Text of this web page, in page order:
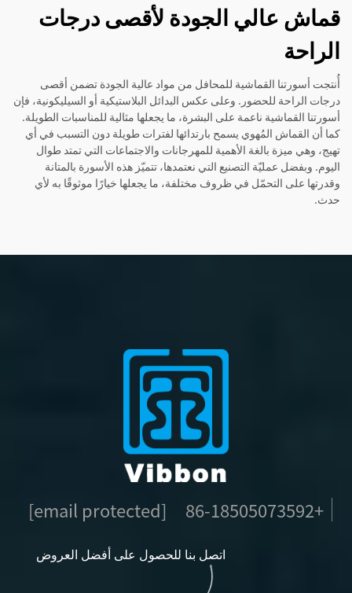
قماش عالي الجودة لأقصى درجات
الراحة
أُنتجت أسورتنا القماشية للمحافل من مواد عالية الجودة تضمن أقصى
درجات الراحة للحضور. وعلى عكس البدائل البلاستيكية أو السيليكونية، فإن
أسورتنا القماشية ناعمة على البشرة، ما يجعلها مثالية للمناسبات الطويلة.
كما أن القماش المُهوي يسمح بارتدائها لفترات طويلة دون التسبب في أي
تهيج، وهي ميزة بالغة الأهمية للمهرجانات والاجتماعات التي تمتد طوال
اليوم. وبفضل عمليّة التصنيع التي نعتمدها، تتميّز هذه الأسورة بالمتانة
وقدرتها على التحمّل في ظروف مختلفة، ما يجعلها خيارًا موثوقًا به لأي
حدث.
+86-18505073592
[email protected]
اتصل بنا للحصول على أفضل العروض